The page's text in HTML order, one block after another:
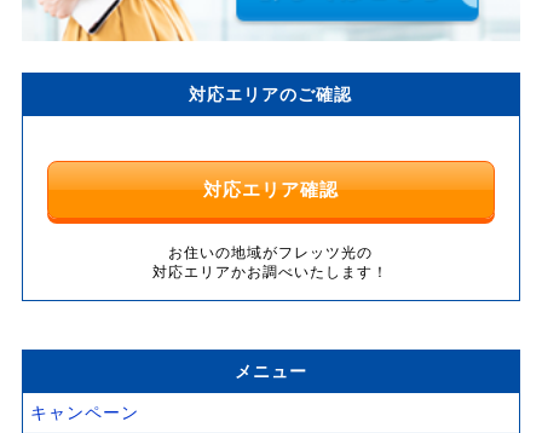
対応エリアのご確認
対応エリア確認
お住いの地域がフレッツ光の
対応エリアかお調べいたします！
メニュー
キャンペーン